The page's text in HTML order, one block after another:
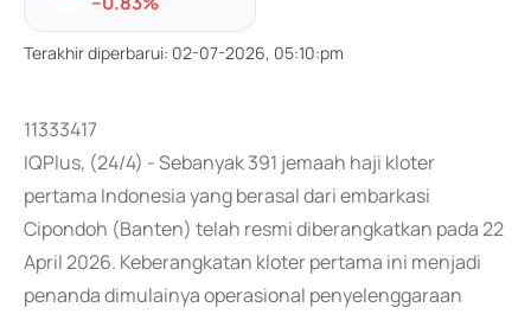
Terakhir diperbarui: 02-07-2026, 05:10:pm
11333417
IQPlus, (24/4) - Sebanyak 391 jemaah haji kloter
pertama Indonesia yang berasal dari embarkasi
Cipondoh (Banten) telah resmi diberangkatkan pada 22
April 2026. Keberangkatan kloter pertama ini menjadi
penanda dimulainya operasional penyelenggaraan